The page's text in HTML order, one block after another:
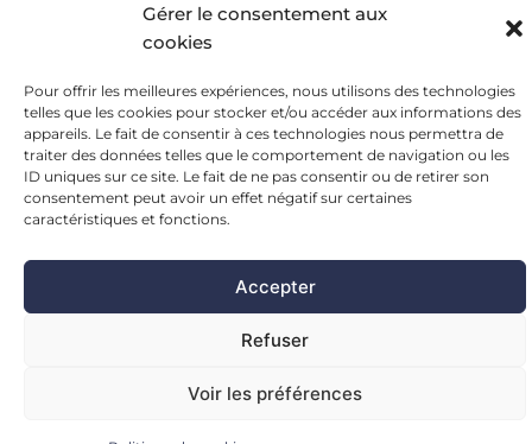
Gérer le consentement aux
cookies
Pour offrir les meilleures expériences, nous utilisons des technologies
telles que les cookies pour stocker et/ou accéder aux informations des
appareils. Le fait de consentir à ces technologies nous permettra de
traiter des données telles que le comportement de navigation ou les
ID uniques sur ce site. Le fait de ne pas consentir ou de retirer son
consentement peut avoir un effet négatif sur certaines
caractéristiques et fonctions.
Accepter
Refuser
Voir les préférences
Adresse
Abbaye de Trizay,
85 480 Bournezeau
© 2024. RéalisationRadius Design
Politique de confidentialité